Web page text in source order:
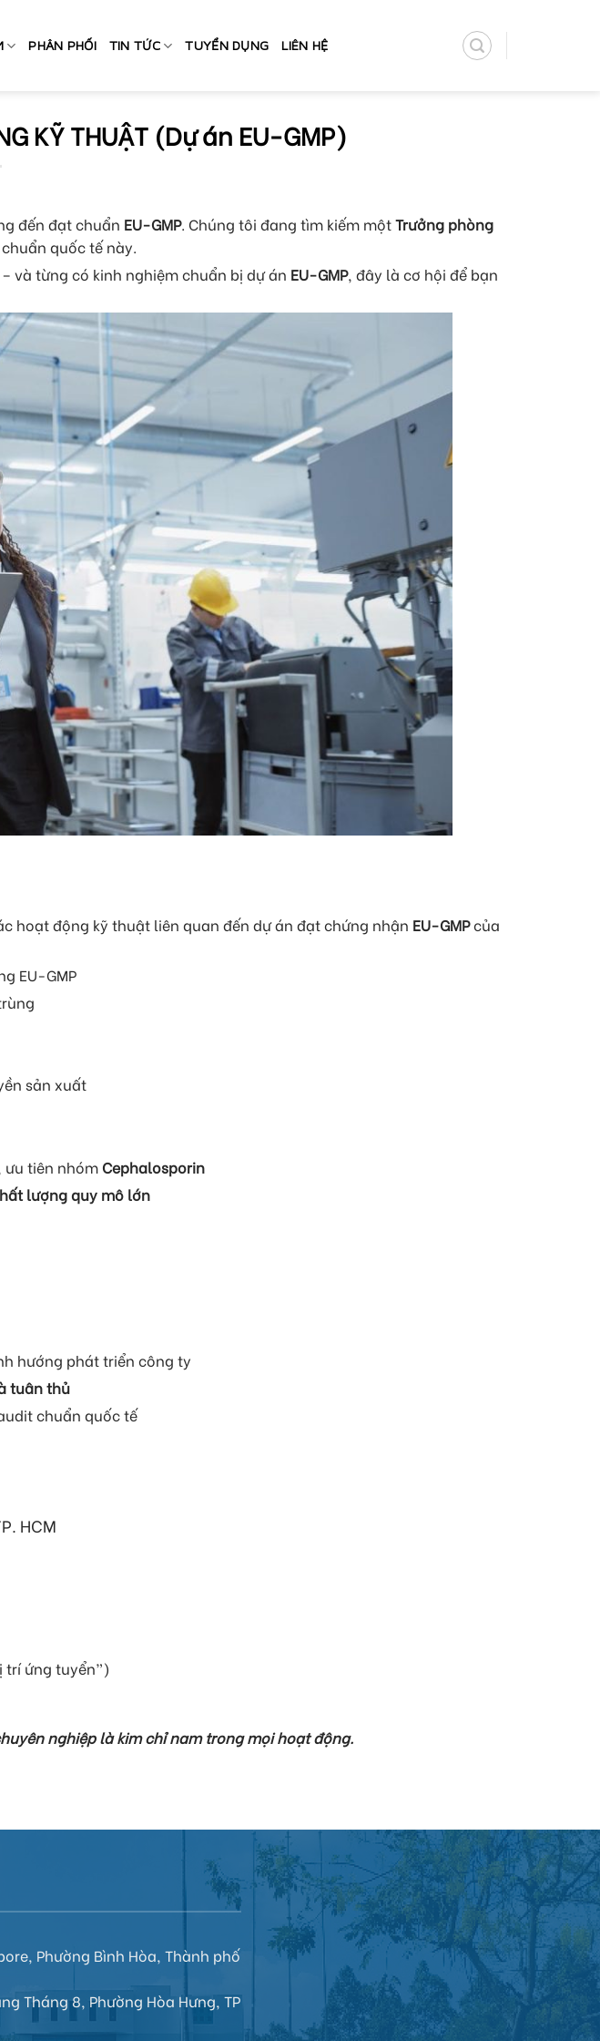
PHÂN PHỐI TIN TỨC TUYỂN DỤNG LIÊN HỆ
KỸ THUẬT (Dự án EU-GMP)
đến đạt chuẩn EU-GMP. Chúng tôi đang tìm kiếm mộtTrưởng phòng
quốc tế này.
– và từng có kinh nghiệm chuẩn bị dự án EU-GMP, đây là cơ hội để bạn
hoạt động kỹ thuật liên quan đến dự án đạt chứng nhận EU-GMPcủa
EU-GMP
sản xuất
ưu tiên nhóm Cephalosporin
lượng quy mô lớn
hướng phát triển công ty
tuân thủ
chuẩn quốc tế
HCM
trí ứng tuyển”)
nghiệp là kim chỉ nam trong mọi hoạt động.
Phường Bình Hòa, Thành phố
Tháng 8, Phường Hòa Hưng, TP